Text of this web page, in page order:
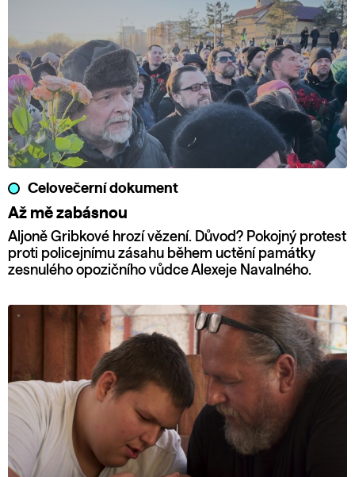
Celovečerní dokument
Až mě zabásnou
Aljoně Gribkové hrozí vězení. Důvod? Pokojný protest
proti policejnímu zásahu během uctění památky
zesnulého opozičního vůdce Alexeje Navalného.